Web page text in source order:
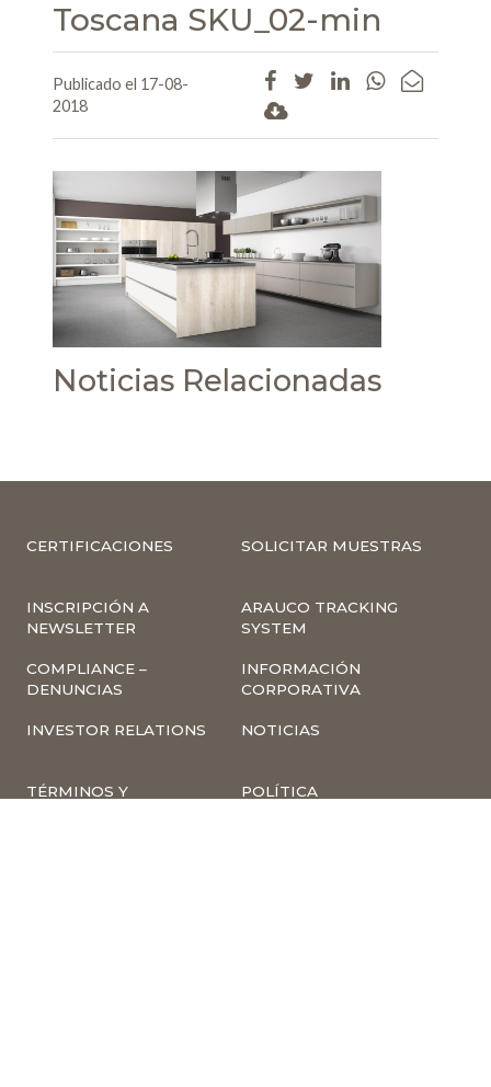
Toscana SKU_02-min
Publicado el 17-08-
2018
Noticias Relacionadas
CERTIFICACIONES SOLICITAR MUESTRAS
INSCRIPCIÓN A
NEWSLETTER
ARAUCO TRACKING
SYSTEM
COMPLIANCE –
DENUNCIAS
INFORMACIÓN
CORPORATIVA
INVESTOR RELATIONS NOTICIAS
TÉRMINOS Y
POLÍTICA